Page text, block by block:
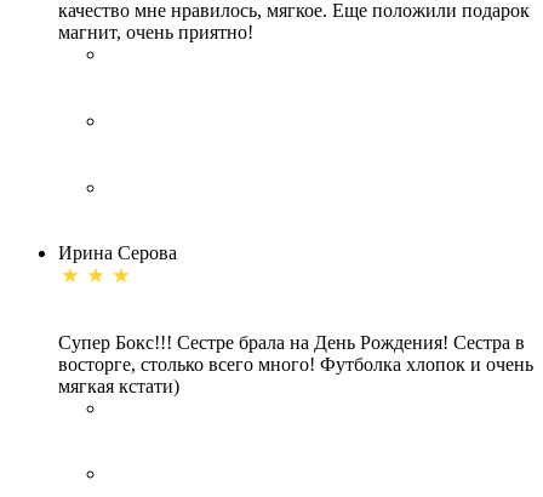
качество мне нравилось, мягкое. Еще положили подарок
магнит, очень приятно!
Ирина Серова
Супер Бокс!!! Сестре брала на День Рождения! Сестра в
восторге, столько всего много! Футболка хлопок и очень
мягкая кстати)